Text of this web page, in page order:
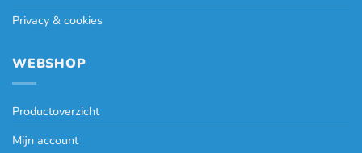
Privacy & cookies
WEBSHOP
Productoverzicht
Mijn account